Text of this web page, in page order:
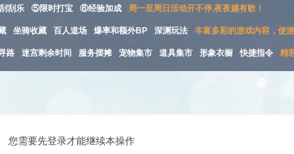
刮乐 ⑤限时打宝 ⑥经验加成 周一至周日活动开不停,夜夜越有歌！
坐骑收藏 百人道场 爆率和额外BP 深渊玩法 丰富多彩的游戏内容，使
路 迷宫剩余时间 服务摆摊 宠物集市 道具集市 形象衣橱 快捷指令 精
您需要先登录才能继续本操作